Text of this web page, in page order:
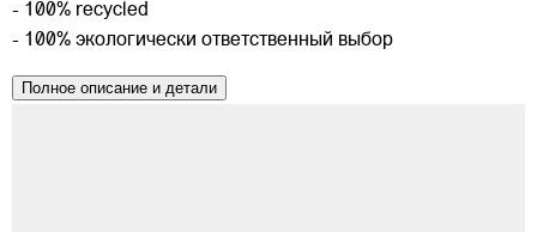
- 100% recycled
- 100% экологически ответственный выбор
Полное описание и детали